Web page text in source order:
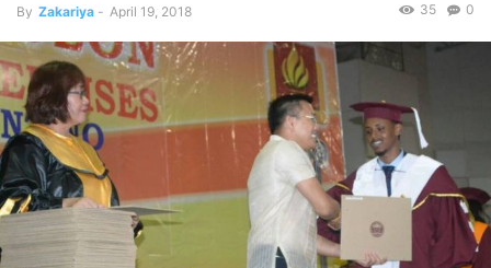
By Zakariya - April 19, 2018 0
35